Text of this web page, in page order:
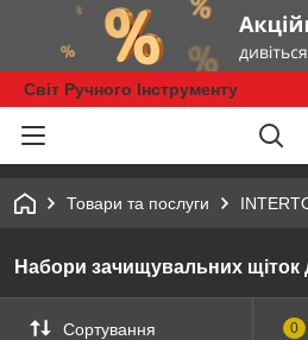
Світ Ручного Інструменту
Товари та послуги
Набори зачищувальних щіток
Сортування 0